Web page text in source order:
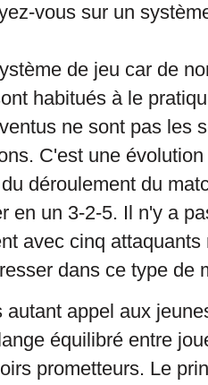
vous sur un
de jeu car de
habitués à le
ne sont pas les
C'est une
déroulement du
en un 3-2-5. Il n'y a
avec cinq attaquants
dans ce type de
autant appel aux
équilibré entre
prometteurs. Le